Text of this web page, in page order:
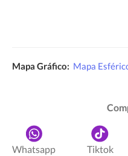
Mapa Gráfico: Mapa
Whatsapp Tiktok